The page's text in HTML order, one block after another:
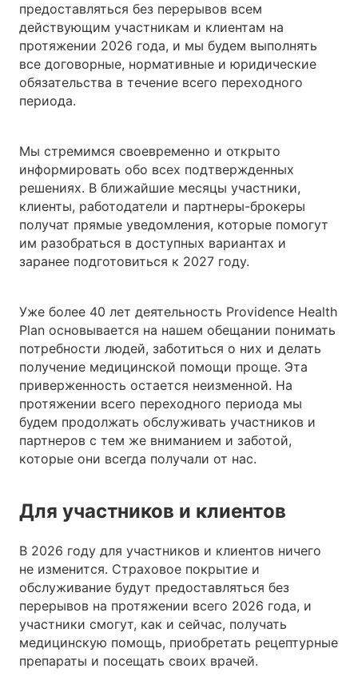
предоставляться без перерывов всем
действующим участникам и клиентам на
протяжении 2026 года, и мы будем выполнять
все договорные, нормативные и юридические
обязательства в течение всего переходного
периода.
Мы стремимся своевременно и открыто
информировать обо всех подтвержденных
решениях. В ближайшие месяцы участники,
клиенты, работодатели и партнеры-брокеры
получат прямые уведомления, которые помогут
им разобраться в доступных вариантах и
заранее подготовиться к 2027 году.
Уже более 40 лет деятельность Providence Health
Plan основывается на нашем обещании понимать
потребности людей, заботиться о них и делать
получение медицинской помощи проще. Эта
приверженность остается неизменной. На
протяжении всего переходного периода мы
будем продолжать обслуживать участников и
партнеров с тем же вниманием и заботой,
которые они всегда получали от нас.
Для участников и клиентов
В 2026 году для участников и клиентов ничего
не изменится. Страховое покрытие и
обслуживание будут предоставляться без
перерывов на протяжении всего 2026 года, и
участники смогут, как и сейчас, получать
медицинскую помощь, приобретать рецептурные
препараты и посещать своих врачей.